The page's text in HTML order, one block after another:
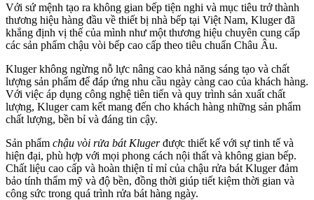
Với sứ mệnh tạo ra không gian bếp tiện nghi và mục tiêu trở thành
thương hiệu hàng đầu về thiết bị nhà bếp tại Việt Nam, Kluger đã
khẳng định vị thế của mình như một thương hiệu chuyên cung cấp
các sản phẩm chậu vòi bếp cao cấp theo tiêu chuẩn Châu Âu.
Kluger không ngừng nỗ lực nâng cao khả năng sáng tạo và chất
lượng sản phẩm để đáp ứng nhu cầu ngày càng cao của khách hàng.
Với việc áp dụng công nghệ tiên tiến và quy trình sản xuất chất
lượng, Kluger cam kết mang đến cho khách hàng những sản phẩm
chất lượng, bền bỉ và đáng tin cậy.
Sản phẩm chậu vòi rửa bát Klugerđược thiết kế với sự tinh tế và
hiện đại, phù hợp với mọi phong cách nội thất và không gian bếp.
Chất liệu cao cấp và hoàn thiện tỉ mỉ của chậu rửa bát Kluger đảm
bảo tính thẩm mỹ và độ bền, đồng thời giúp tiết kiệm thời gian và
công sức trong quá trình rửa bát hàng ngày.